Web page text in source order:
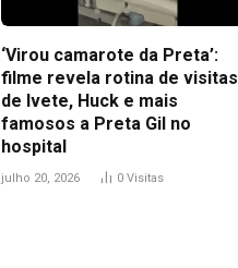
‘Virou camarote da Preta’:
filme revela rotina de visitas
de Ivete, Huck e mais
famosos a Preta Gil no
hospital
julho 20, 2026 0 Visitas